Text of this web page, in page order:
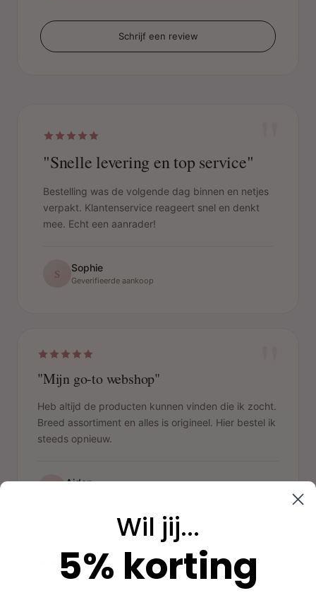
Schrijf een review
"Snelle levering en top service"
Bestelling was de volgende dag binnen en netjes
verpakt. Klantenservice reageert snel en denkt
mee. Echt een aanrader!
S Sophie
Geverifieerde aankoop
"Mijn go-to webshop"
Heb altijd de producten kunnen vinden die ik zocht.
Breed assortiment en alles is origineel. Hier bestel ik
steeds opnieuw.
Aidan
Wil jij...
5% korting